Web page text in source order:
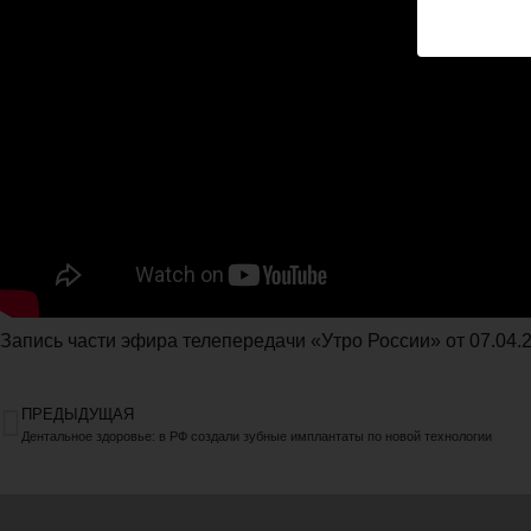
Запись части эфира телепередачи «Утро России» от
ПРЕДЫДУЩАЯ
Дентальное здоровье: в РФ создали зубные имплантаты по новой технологии